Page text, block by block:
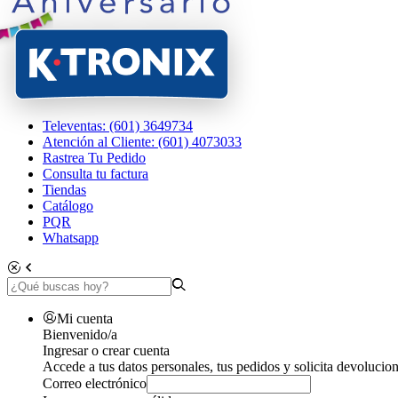
Televentas: (601) 3649734
Atención al Cliente: (601) 4073033
Rastrea Tu Pedido
Consulta tu factura
Tiendas
Catálogo
PQR
Whatsapp
Mi cuenta
Bienvenido/a
Ingresar o crear cuenta
Accede a tus datos personales, tus pedidos y solicita
Correo electrónico